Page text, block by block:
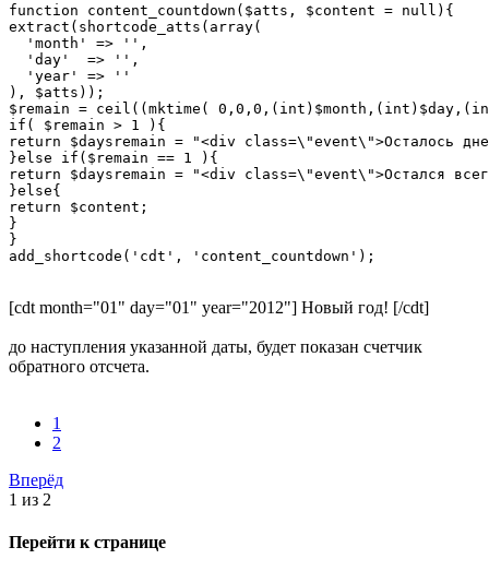
function content_countdown($atts, $content = null){
extract(shortcode_atts(array(
  'month' => '',
  'day'  => '',
  'year' => ''
), $atts));
$remain = ceil((mktime(
if( $remain > 1 ){
return $daysremain = "<div class=\"event\">Осталось
}else if($remain == 1 ){
return $daysremain = "<div class=\"event\">Остался
}else{
return $content;
}
}
add_shortcode('cdt', 'content_countdown');
[cdt month="01" day="01" year="2012"] Новый год! [/cdt]
до наступления указанной даты, будет показан счетчик
обратного отсчета.
1
2
Вперёд
1 из 2
Перейти к странице